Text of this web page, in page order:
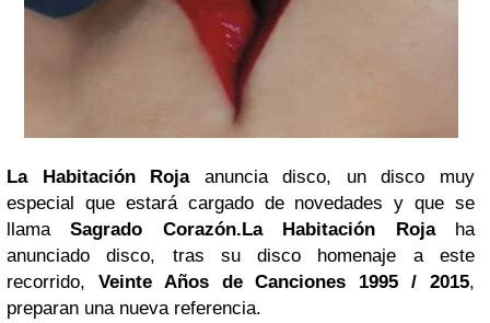
La Habitación Rojaanuncia disco, un disco muy
especial que estará cargado de novedades y que se
llamaSagrado Corazón.La Habitación Roja ha
anunciado disco, tras su disco homenaje a este
recorrido, Veinte Años de Canciones 1995 / 2015,
preparan una nueva referencia.